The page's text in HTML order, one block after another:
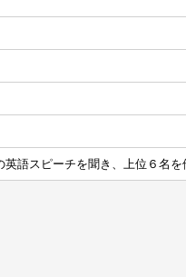
語スピーチを聞き、上位６名を